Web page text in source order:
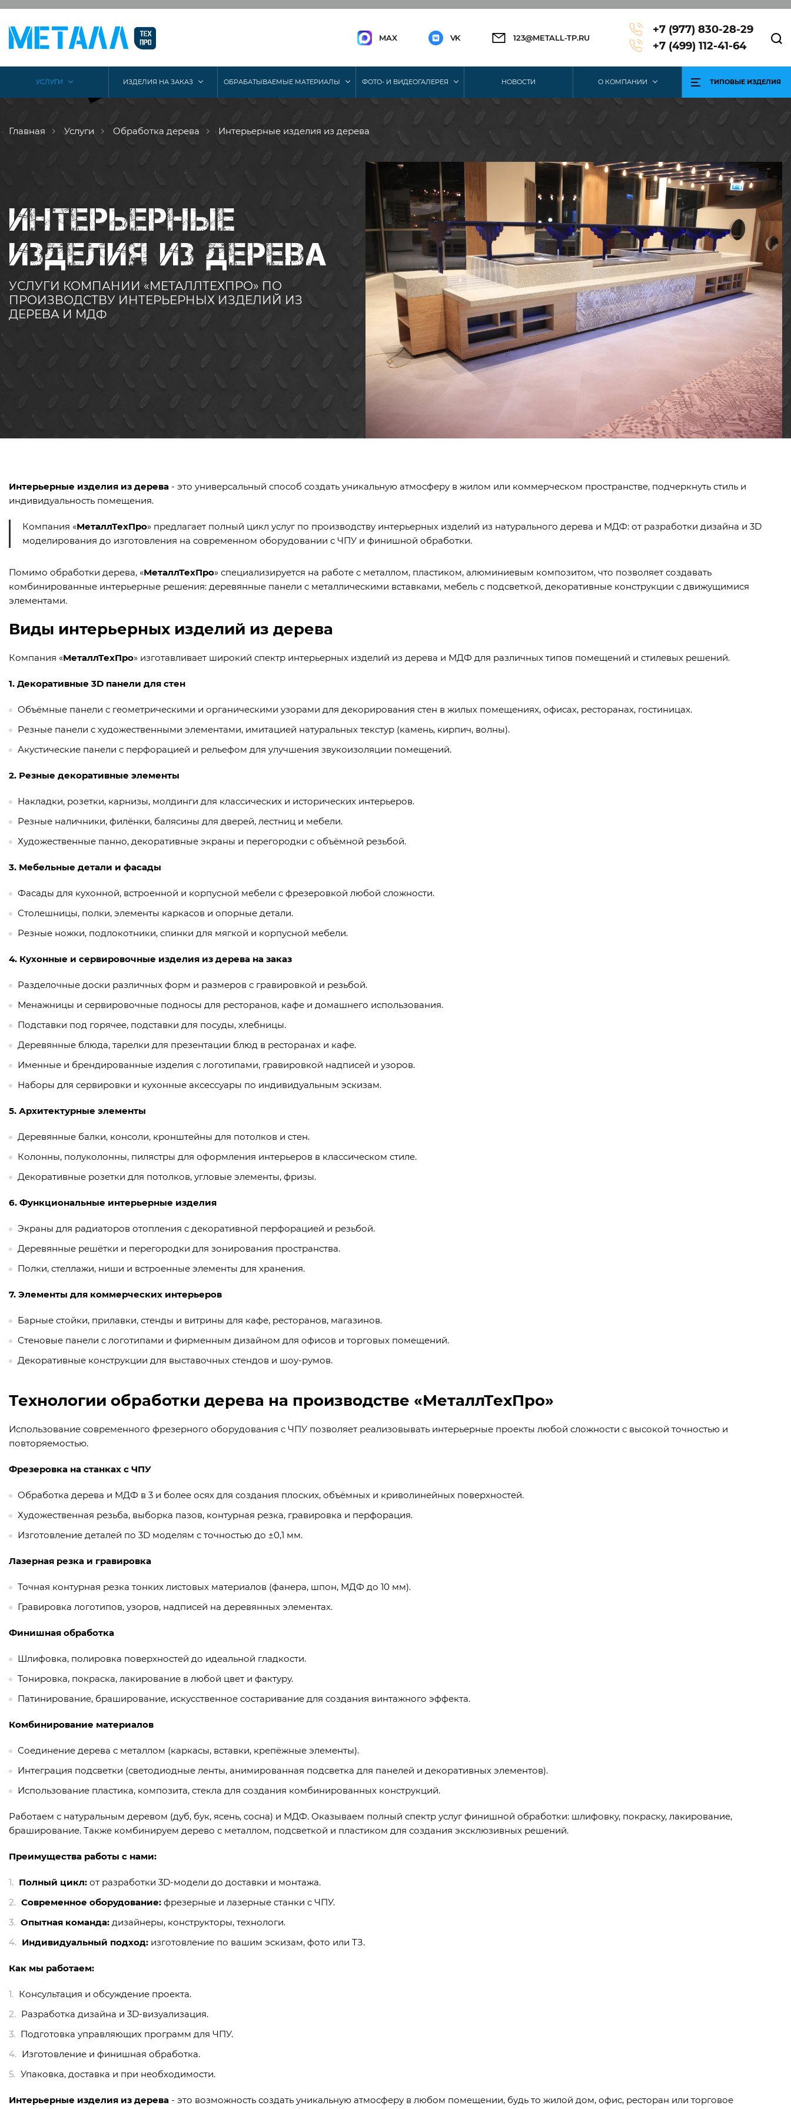
MAX VK 123@METALL-TP.RU
+7 (977) 830-28-29
+7 (499) 112-41-64
УСЛУГИ ИЗДЕЛИЯ НА ЗАКАЗ ОБРАБАТЫВАЕМЫЕ МАТЕРИАЛЫ ФОТО- И ВИДЕОГАЛЕРЕЯ НОВОСТИ О КОМПАНИИ ТИПОВЫЕ ИЗДЕЛИЯ
Главная Услуги Обработка дерева Интерьерные изделия из дерева
ИНТЕРЬЕРНЫЕ
ИЗДЕЛИЯ ИЗ ДЕРЕВА
УСЛУГИ КОМПАНИИ «МЕТАЛЛТЕХПРО» ПО
ПРОИЗВОДСТВУ ИНТЕРЬЕРНЫХ ИЗДЕЛИЙ ИЗ
ДЕРЕВА И МДФ
Интерьерные изделия из дерева - это универсальный способ создать уникальную атмосферу в жилом или коммерческом пространстве, подчеркнуть стиль и
индивидуальность помещения.
Компания «МеталлТехПро» предлагает полный цикл услуг по производству интерьерных изделий из натурального дерева и МДФ: от разработки дизайна и 3D
моделирования до изготовления на современном оборудовании с ЧПУ и финишной обработки.
Помимо обработки дерева, «МеталлТехПро» специализируется на работе с металлом, пластиком, алюминиевым композитом, что позволяет создавать
комбинированные интерьерные решения: деревянные панели с металлическими вставками, мебель с подсветкой, декоративные конструкции с движущимися
элементами.
Виды интерьерных изделий из дерева
Компания «МеталлТехПро» изготавливает широкий спектр интерьерных изделий из дерева и МДФ для различных типов помещений и стилевых решений.
1. Декоративные 3D панели для стен
Объёмные панели с геометрическими и органическими узорами для декорирования стен в жилых помещениях, офисах, ресторанах, гостиницах.
Резные панели с художественными элементами, имитацией натуральных текстур (камень, кирпич, волны).
Акустические панели с перфорацией и рельефом для улучшения звукоизоляции помещений.
2. Резные декоративные элементы
Накладки, розетки, карнизы, молдинги для классических и исторических интерьеров.
Резные наличники, филёнки, балясины для дверей, лестниц и мебели.
Художественные панно, декоративные экраны и перегородки с объёмной резьбой.
3. Мебельные детали и фасады
Фасады для кухонной, встроенной и корпусной мебели с фрезеровкой любой сложности.
Столешницы, полки, элементы каркасов и опорные детали.
Резные ножки, подлокотники, спинки для мягкой и корпусной мебели.
4. Кухонные и сервировочные изделия из дерева на заказ
Разделочные доски различных форм и размеров с гравировкой и резьбой.
Менажницы и сервировочные подносы для ресторанов, кафе и домашнего использования.
Подставки под горячее, подставки для посуды, хлебницы.
Деревянные блюда, тарелки для презентации блюд в ресторанах и кафе.
Именные и брендированные изделия с логотипами, гравировкой надписей и узоров.
Наборы для сервировки и кухонные аксессуары по индивидуальным эскизам.
5. Архитектурные элементы
Деревянные балки, консоли, кронштейны для потолков и стен.
Колонны, полуколонны, пилястры для оформления интерьеров в классическом стиле.
Декоративные розетки для потолков, угловые элементы, фризы.
6. Функциональные интерьерные изделия
Экраны для радиаторов отопления с декоративной перфорацией и резьбой.
Деревянные решётки и перегородки для зонирования пространства.
Полки, стеллажи, ниши и встроенные элементы для хранения.
7. Элементы для коммерческих интерьеров
Барные стойки, прилавки, стенды и витрины для кафе, ресторанов, магазинов.
Стеновые панели с логотипами и фирменным дизайном для офисов и торговых помещений.
Декоративные конструкции для выставочных стендов и шоу-румов.
Технологии обработки дерева на производстве «МеталлТехПро»
Использование современного фрезерного оборудования с ЧПУ позволяет реализовывать интерьерные проекты любой сложности с высокой точностью и
повторяемостью.
Фрезеровка на станках с ЧПУ
Обработка дерева и МДФ в 3 и более осях для создания плоских, объёмных и криволинейных поверхностей.
Художественная резьба, выборка пазов, контурная резка, гравировка и перфорация.
Изготовление деталей по 3D моделям с точностью до ±0,1 мм.
Лазерная резка и гравировка
Точная контурная резка тонких листовых материалов (фанера, шпон, МДФ до 10 мм).
Гравировка логотипов, узоров, надписей на деревянных элементах.
Финишная обработка
Шлифовка, полировка поверхностей до идеальной гладкости.
Тонировка, покраска, лакирование в любой цвет и фактуру.
Патинирование, браширование, искусственное состаривание для создания винтажного эффекта.
Комбинирование материалов
Соединение дерева с металлом (каркасы, вставки, крепёжные элементы).
Интеграция подсветки (светодиодные ленты, анимированная подсветка для панелей и декоративных элементов).
Использование пластика, композита, стекла для создания комбинированных конструкций.
Работаем с натуральным деревом (дуб, бук, ясень, сосна) и МДФ. Оказываем полный спектр услуг финишной обработки: шлифовку, покраску, лакирование,
браширование. Также комбинируем дерево с металлом, подсветкой и пластиком для создания эксклюзивных решений.
Преимущества работы с нами:
Полный цикл: от разработки 3D-модели до доставки и монтажа.
Современное оборудование: фрезерные и лазерные станки с ЧПУ.
Опытная команда: дизайнеры, конструкторы, технологи.
Индивидуальный подход: изготовление по вашим эскизам, фото или ТЗ.
Как мы работаем:
Консультация и обсуждение проекта.
Разработка дизайна и 3D-визуализация.
Подготовка управляющих программ для ЧПУ.
Изготовление и финишная обработка.
Упаковка, доставка и при необходимости.
Интерьерные изделия из дерева - это возможность создать уникальную атмосферу в любом помещении, будь то жилой дом, офис, ресторан или торговое